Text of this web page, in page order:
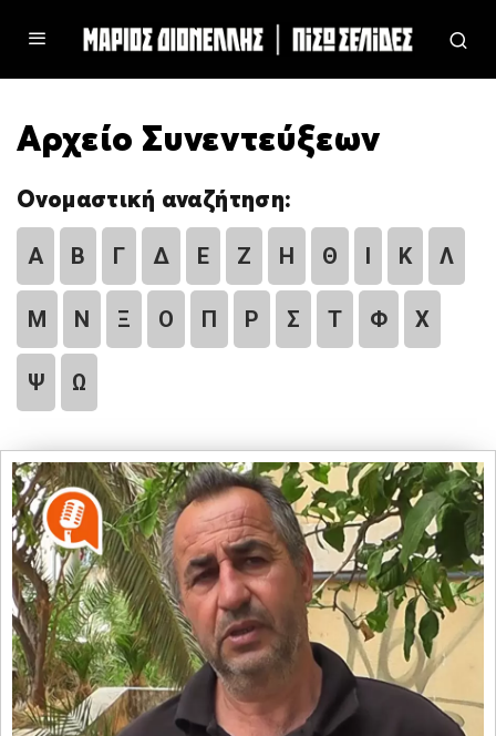
Αρχείο Συνεντεύξεων
Ονομαστική αναζήτηση:
Α Β Γ Δ Ε Ζ Η Θ Ι Κ Λ
Μ Ν Ξ Ο Π Ρ Σ Τ Φ Χ
Ψ Ω